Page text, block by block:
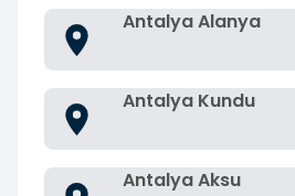
Antalya Alanya
Antalya Kundu
Antalya Aksu